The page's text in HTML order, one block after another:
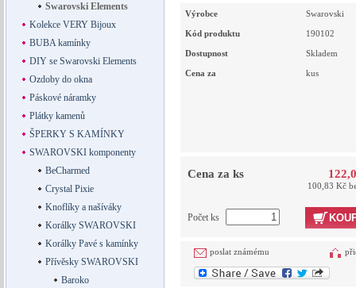
Swarovski Elements
Kolekce VERY Bijoux
BUBA kamínky
DIY se Swarovski Elements
Ozdoby do okna
Páskové náramky
Plátky kamenů
ŠPERKY S KAMÍNKY
SWAROVSKI komponenty
BeCharmed
Crystal Pixie
Knoflíky a našíváky
Korálky SWAROVSKI
Korálky Pavé s kamínky
Přívěsky SWAROVSKI
Baroko
Výrobce Swarovski
Kód produktu 190102
Dostupnost Skladem
Cena za kus
Cena za ks
100,83 Kč
Počet ks
poslat známému